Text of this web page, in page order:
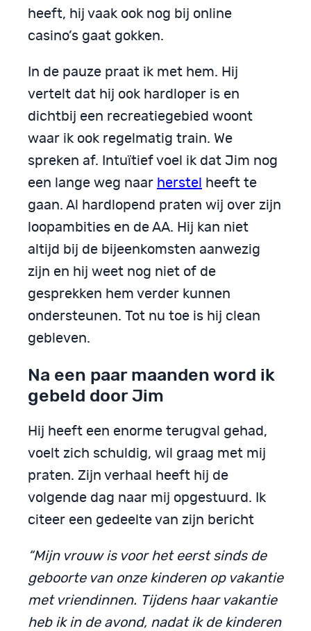
heeft, hij vaak ook nog bij online
casino’s gaat gokken.
In de pauze praat ik met hem. Hij
vertelt dat hij ook hardloper is en
dichtbij een recreatiegebied woont
waar ik ook regelmatig train. We
spreken af. Intuïtief voel ik dat Jim nog
een lange weg naar herstel
heeft te
gaan. Al hardlopend praten wij over zijn
loopambities en de AA. Hij kan niet
altijd bij de bijeenkomsten aanwezig
zijn en hij weet nog niet of de
gesprekken hem verder kunnen
ondersteunen. Tot nu toe is hij clean
gebleven.
Na een paar maanden word ik
gebeld door Jim
Hij heeft een enorme terugval gehad,
voelt zich schuldig, wil graag met mij
praten. Zijn verhaal heeft hij de
volgende dag naar mij opgestuurd. Ik
citeer een gedeelte van zijn bericht
“Mijn vrouw is voor het eerst sinds de
geboorte van onze kinderen op vakantie
met vriendinnen. Tijdens haar vakantie
heb ik in de avond, nadat ik de kinderen